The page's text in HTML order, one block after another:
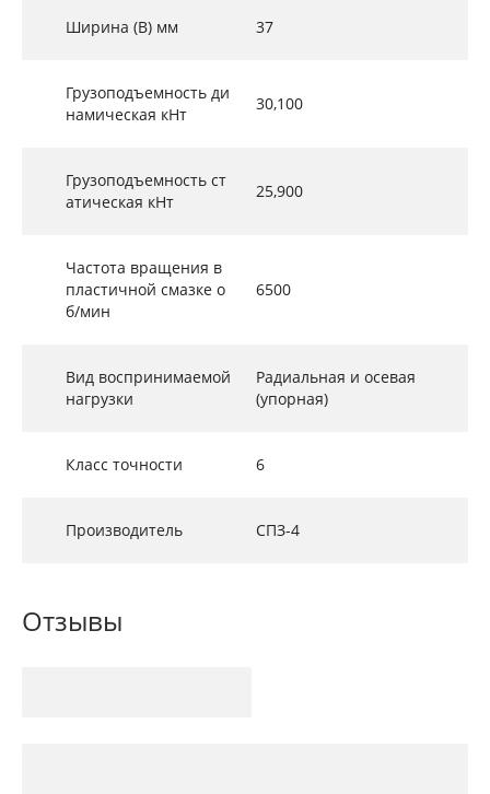
Ширина (B) мм 37
Грузоподъемность ди
намическая кНт
30,100
Грузоподъемность ст
атическая кНт
25,900
Частота вращения в
пластичной смазке о
б/мин
6500
Вид воспринимаемой
нагрузки
Радиальная и осевая
(упорная)
Класс точности 6
Производитель СПЗ-4
Отзывы